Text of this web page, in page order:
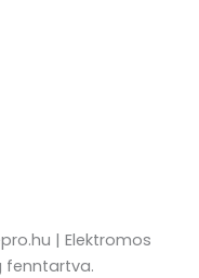
| Elektromos
fenntartva.